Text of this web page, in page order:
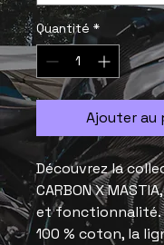
Quantité *
Ajouter au
Découvrez la
CARBON X
et fonctionnalité.
100 % coton, la